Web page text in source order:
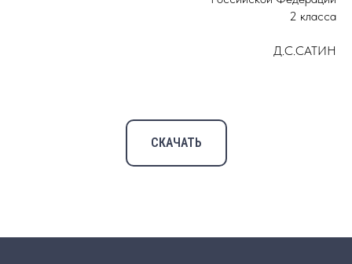
2 класса
Д.С.САТИН
СКАЧАТЬ